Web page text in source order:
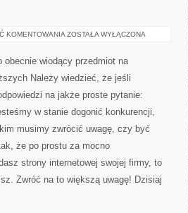
KOMENTOWANIA ROZWÓJ
OD
INFORMATYKI
ZOSTAŁA WYŁĄCZONA
obecnie wiodący przedmiot na
Należy wiedzieć, że jeśli
na jakże proste pytanie:
w stanie dogonić konkurencji,
musimy zwrócić uwagę, czy być
że po prostu za mocno
strony internetowej swojej firmy, to
Zwróć na to większą uwagę! Dzisiaj